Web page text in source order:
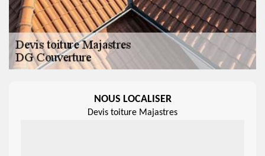
NOUS LOCALISER
Devis toiture Majastres